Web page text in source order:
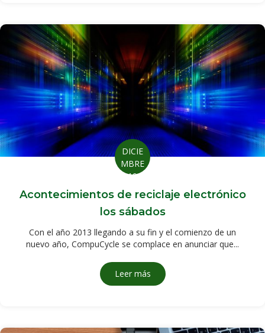
DICIE
MBRE
19
Acontecimientos de reciclaje electrónico
los sábados
Con el año 2013 llegando a su fin y el comienzo de un
nuevo año, CompuCycle se complace en anunciar que...
Leer más sobre Eventos de reciclaje